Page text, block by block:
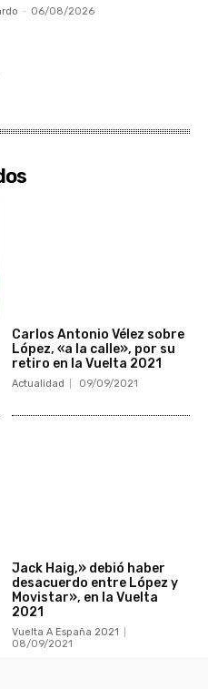
- 06/08/2026
Carlos Antonio Vélez sobre
López, «a la calle», por su
retiro en la Vuelta 2021
Actualidad 09/09/2021
Jack Haig,» debió haber
desacuerdo entre López y
Movistar», en la Vuelta
2021
Vuelta A España 2021
08/09/2021